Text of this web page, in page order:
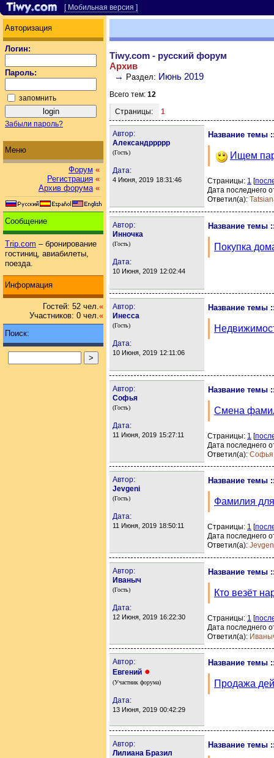
[ Мобильная версия ]
Авторизация
Логин:
Пароль:
запомнить
Забыли пароль?
Меню
Форум «
Регистрация «
Архив форума «
Сообщение
Trip.com – бронирование
гостиниц, авиабилеты,
поезда.
Информация
Гостей: 52 чел.«
Участников: 0 чел.«
Поиск:
Tiwy.com - русский форум
Архив
→ Раздел: Июнь 2019
Всего тем: 12
Страницы:
1
Автор:
Александррррр
(Гость)
Дата:
4 Июня, 2019 18:31:46
Название темы
Ищем
Страницы: 1 [
Дата последнего
Ответил(а):
Автор:
Инночка
(Гость)
Дата:
10 Июня, 2019 12:02:44
Название темы
Покупка
Автор:
Инесса
(Гость)
Дата:
10 Июня, 2019 12:11:06
Название темы
Автор:
Софья
(Гость)
Дата:
11 Июня, 2019 15:27:11
Название темы
Смена
Страницы: 1 [
Дата последнего
Ответил(а): Софья
Автор:
Jevgeni
(Гость)
Дата:
11 Июня, 2019 18:50:11
Название темы
Фамилия
Страницы: 1 [
Дата последнего
Ответил(а):
Автор:
Иваныч
(Гость)
Дата:
12 Июня, 2019 16:22:30
Название темы
Кто везёт
Страницы: 1 [
Дата последнего
Ответил(а):
Автор:
Евгений ●
(Участник форума)
Дата:
13 Июня, 2019 00:42:29
Название темы
Продажа
Автор:
Лилиана Бразил
Название темы